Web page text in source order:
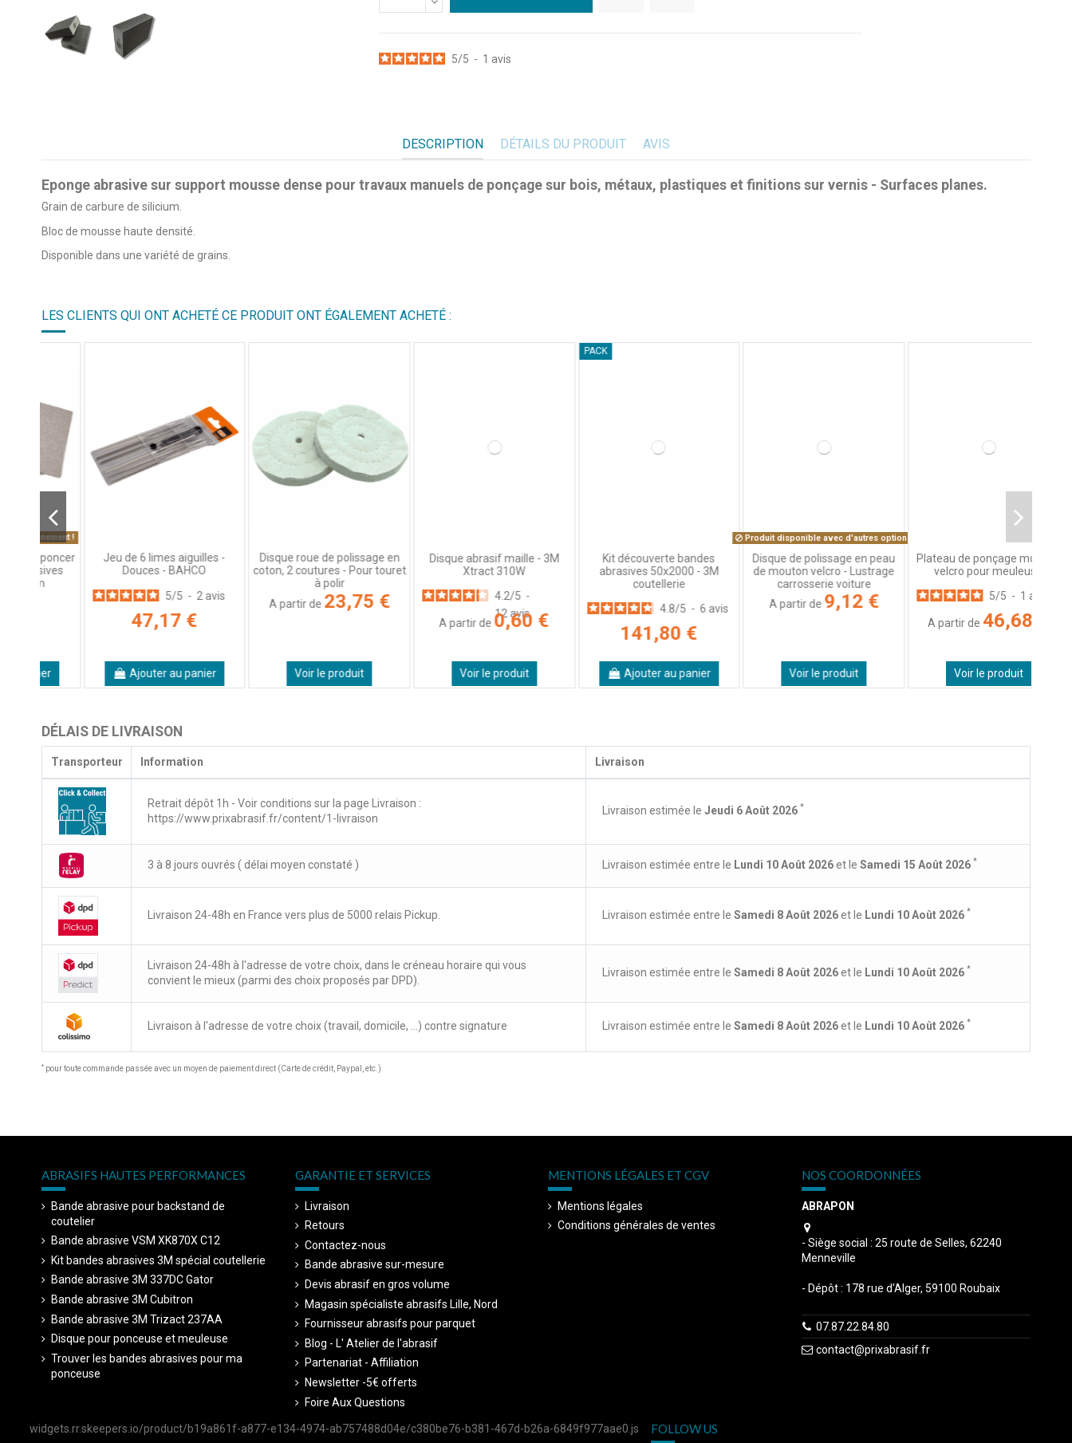
5/5 - 1 avis
DESCRIPTION DÉTAILS DU PRODUIT AVIS
Eponge abrasive sur support mousse dense pour travaux manuels de ponçage sur bois, métaux, plastiques et finitions sur vernis - Surfaces planes.
Grain de carbure de silicium.
Bloc de mousse haute densité.
Disponible dans une variété de grains.
étoiles
1
étoiles
étoiles
0
0
Trier les avis
parfait pour l'égrainage des vernis, lasure etc.....
Avis du11/07/2025 , suite à une expérience du14/06/2025 parD.P.
LES CLIENTS QUI ONT ACHETÉ CE PRODUIT ONT ÉGALEMENT ACHETÉ :
Jeu de 6 limes aiguilles -
Douces - BAHCO
5 /5 -2 avis
47,17 €
Ajouter au panier
Disque roue de polissage en
coton, 2 coutures - Pour touret
A partir de23,75 €
Voir le produit
Disque abrasif maille - 3M
Xtract 310W
4.2/ 5-
A partir de0,60 €
Voir le produit
Kit découverte bandes
abrasives 50x2000 - 3M
coutellerie
4.8/ 5- 6 avis
141,80 €
Ajouter au panier
Produit disponible avec d'autres options
Disque de polissage en peau
de mouton velcro - Lustrage
carrosserie voiture
A partir de9,12 €
Voir le produit
Plateau de ponçage mousse
velcro pour meuleuse
5 /5 -1 avis
A partir de46,68 €
Voir le produit
DÉLAIS DE LIVRAISON
Transporteur Information Livraison
Retrait dépôt 1h - Voir conditions sur la page Livraison :
https://www.prixabrasif.fr/content/1-livraison
Livraison estimée le Jeudi 6 Août 2026 *
3 à 8 jours ouvrés ( délai moyen constaté ) Livraison estimée entre le Lundi 10 Août 2026et le Samedi 15 Août 2026 *
Livraison 24-48h en France vers plus de 5000 relais Pickup. Livraison estimée entre le Samedi 8 Août 2026et le Lundi 10 Août 2026 *
Livraison 24-48h à l'adresse de votre choix, dans le créneau horaire qui vous
convient le mieux (parmi des choix proposés par DPD).
Livraison estimée entre le Samedi 8 Août 2026et le Lundi 10 Août 2026 *
Livraison à l'adresse de votre choix (travail, domicile, ...) contre signature Livraison estimée entre le Samedi 8 Août 2026et le Lundi 10 Août 2026 *
* pour toute commande passée avec un moyen de paiement direct (Carte de crédit, Paypal, etc.)
ABRASIFS HAUTES PERFORMANCES
Bande abrasive pour backstand de
coutelier
Bande abrasive VSM XK870X C12
Kit bandes abrasives 3M spécial coutellerie
Bande abrasive 3M 337DC Gator
Bande abrasive 3M Cubitron
Bande abrasive 3M Trizact 237AA
Disque pour ponceuse et meuleuse
Trouver les bandes abrasives pour ma
ponceuse
GARANTIE ET SERVICES
Livraison
Retours
Contactez-nous
Bande abrasive sur-mesure
Devis abrasif en gros volume
Magasin spécialiste abrasifs Lille, Nord
Fournisseur abrasifs pour parquet
Blog - L' Atelier de l'abrasif
Partenariat - Affiliation
Newsletter -5€ offerts
Foire Aux Questions
MENTIONS LÉGALES ET CGV
Mentions légales
Conditions générales de ventes
NOS COORDONNÉES
ABRAPON
- Siège social : 25 route de Selles, 62240
Menneville
- Dépôt : 178 rue d'Alger, 59100 Roubaix
07.87.22.84.80
contact@prixabrasif.fr
widgets.rr.skeepers.io/product/b19a861f-a877-e134-4974-ab757488d04e/c380be76-b381-467d-b26a-6849f977aae0.js FOLLOW US